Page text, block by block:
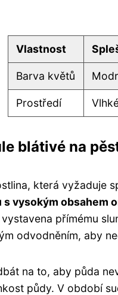
Vlastnost
Barva květů
Prostředí
blátivé na
která vyžaduje
s vysokým obsahem
vystavena přímému
odvodněním, aby
na to, aby půda
půdy. V období